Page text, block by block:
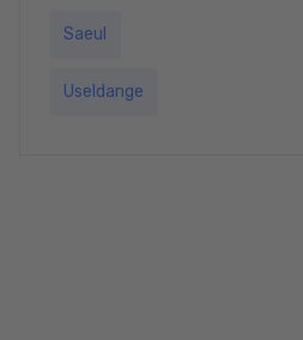
Saeul
Useldange